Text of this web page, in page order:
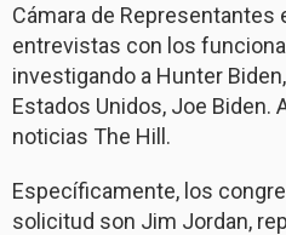
Cámara de
entrevistas con los
investigando a Hunter
Estados Unidos, Joe Biden.
noticias The Hill.
Específicamente, los
solicitud son Jim Jordan,